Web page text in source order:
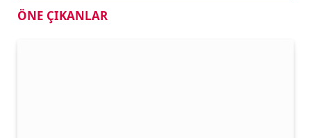
ÖNE ÇIKANLAR